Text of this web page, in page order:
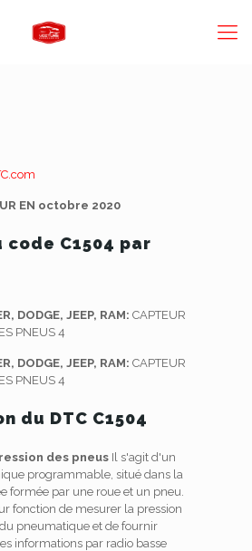
EN octobre 2020
code C1504 par
DODGE, JEEP, RAM: CAPTEUR
PNEUS 4
DODGE, JEEP, RAM: CAPTEUR
PNEUS 4
du DTC C1504
des pneus Il s'agit d'un
programmable, situé dans la
formée par une roue et un pneu.
fonction de mesurer la pression
pneumatique et de fournir
informations par radio basse